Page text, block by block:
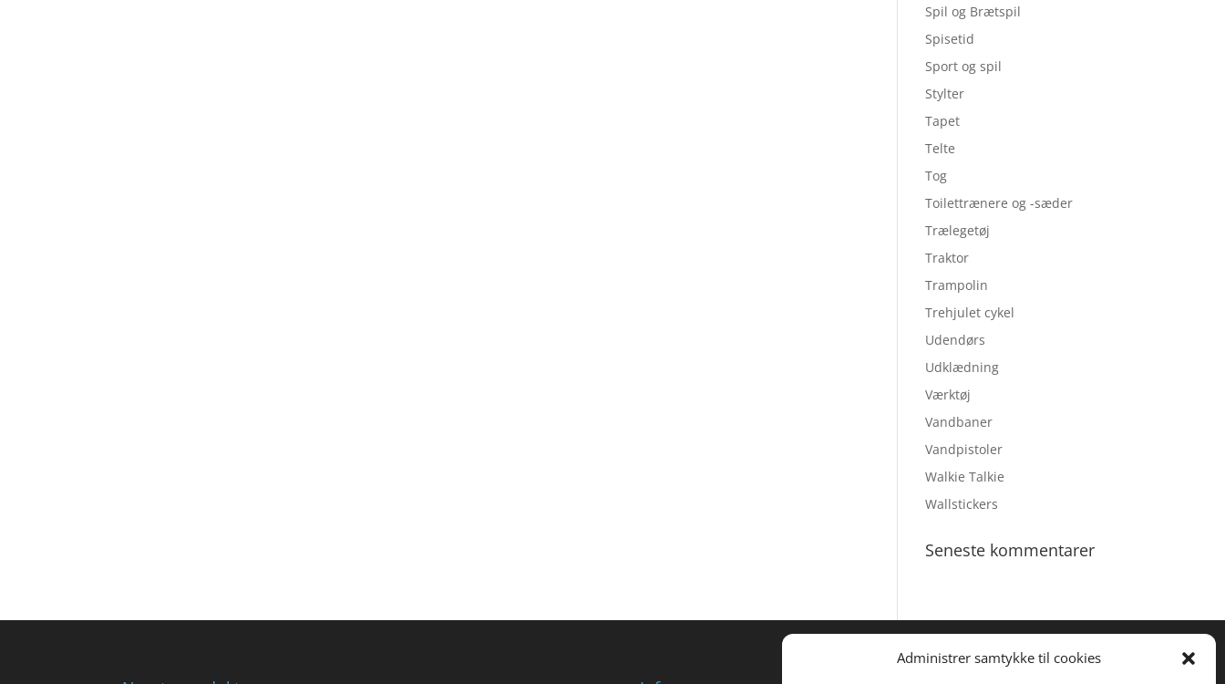
Administrer samtykke til cookies
Spil og Brætspil
Spisetid
Sport og spil
Stylter
Tapet
Telte
Tog
Toilettrænere og -sæder
Trælegetøj
Traktor
Trampolin
Trehjulet cykel
Udendørs
Udklædning
Værktøj
Vandbaner
Vandpistoler
Walkie Talkie
Wallstickers
Seneste kommentarer